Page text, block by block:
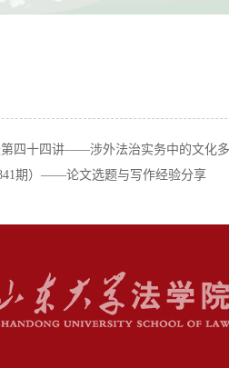
四十四讲——涉外法治实务中的文化
期）——论文选题与写作经验分享